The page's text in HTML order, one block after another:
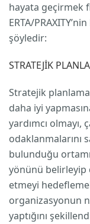
hayata geçirmek
ERTA/
şöyledir:
STRATEJİK
Stratejik
daha iyi
yardımcı olmayı,
odaklanmalarını
bulunduğu
yönünü belirleyip
etmeyi
organizasyonun
yaptığını